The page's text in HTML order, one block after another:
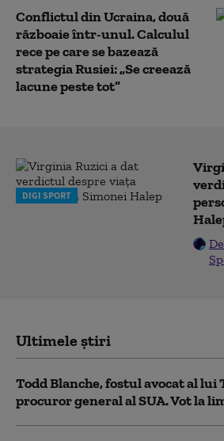
Conflictul din Ucraina, două
războaie într-unul. Calculul
rece pe care se bazează
strategia Rusiei: „Se creează
lacune peste tot”
DIGI SPORT
Ultimele știri
Todd Blanche, fostul avocat al
procuror general al SUA. Vot la